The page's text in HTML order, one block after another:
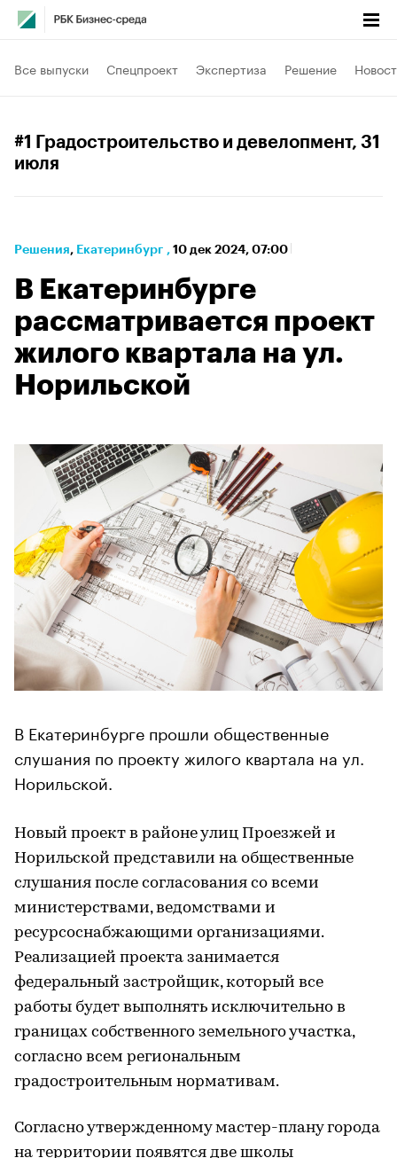
Все выпуски Спецпроект Экспертиза Решение
#1 Градостроительство и девелопмент, 31
июля
Решения⁠, Екатеринбург , 10 дек 2024, 07:00
В Екатеринбурге
рассматривается проект
жилого квартала на ул.
Норильской
В Екатеринбурге прошли общественные
слушания по проекту жилого квартала на ул.
Норильской.
Новый проект в районе улиц Проезжей и
Норильской представили на общественные
слушания после согласования со всеми
министерствами, ведомствами и
ресурсоснабжающими организациями.
Реализацией проекта занимается
федеральный застройщик, который все
работы будет выполнять исключительно в
границах собственного земельного участка,
согласно всем региональным
градостроительным нормативам.
Согласно утвержденному мастер-плану города
на территории появятся две школы